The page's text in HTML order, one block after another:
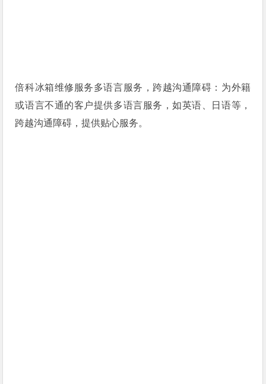
倍科冰箱维修服务多语言服务，跨越沟通障碍：为外籍
或语言不通的客户提供多语言服务，如英语、日语等，
跨越沟通障碍，提供贴心服务。